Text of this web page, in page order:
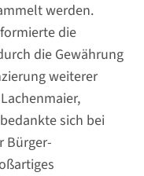
werden.
die
die Gewährung
weiterer
sich bei
Bürger-